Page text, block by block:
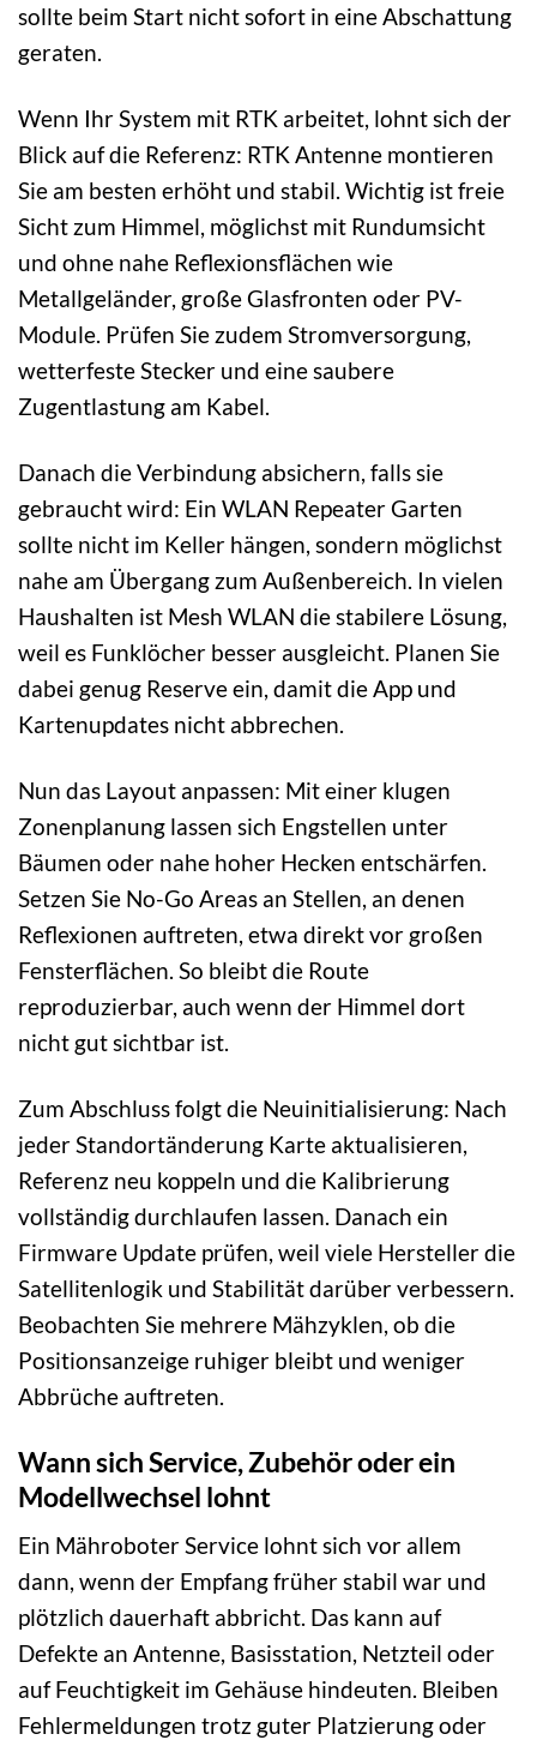
sollte beim Start nicht sofort in eine Abschattung
geraten.
Wenn Ihr System mit RTK arbeitet, lohnt sich der
Blick auf die Referenz: RTK Antenne montieren
Sie am besten erhöht und stabil. Wichtig ist freie
Sicht zum Himmel, möglichst mit Rundumsicht
und ohne nahe Reflexionsflächen wie
Metallgeländer, große Glasfronten oder PV-
Module. Prüfen Sie zudem Stromversorgung,
wetterfeste Stecker und eine saubere
Zugentlastung am Kabel.
Danach die Verbindung absichern, falls sie
gebraucht wird: Ein WLAN Repeater Garten
sollte nicht im Keller hängen, sondern möglichst
nahe am Übergang zum Außenbereich. In vielen
Haushalten ist Mesh WLAN die stabilere Lösung,
weil es Funklöcher besser ausgleicht. Planen Sie
dabei genug Reserve ein, damit die App und
Kartenupdates nicht abbrechen.
Nun das Layout anpassen: Mit einer klugen
Zonenplanung lassen sich Engstellen unter
Bäumen oder nahe hoher Hecken entschärfen.
Setzen Sie No-Go Areas an Stellen, an denen
Reflexionen auftreten, etwa direkt vor großen
Fensterflächen. So bleibt die Route
reproduzierbar, auch wenn der Himmel dort
nicht gut sichtbar ist.
Zum Abschluss folgt die Neuinitialisierung: Nach
jeder Standortänderung Karte aktualisieren,
Referenz neu koppeln und die Kalibrierung
vollständig durchlaufen lassen. Danach ein
Firmware Update prüfen, weil viele Hersteller die
Satellitenlogik und Stabilität darüber verbessern.
Beobachten Sie mehrere Mähzyklen, ob die
Positionsanzeige ruhiger bleibt und weniger
Abbrüche auftreten.
Wann sich Service, Zubehör oder ein
Modellwechsel lohnt
Ein Mähroboter Service lohnt sich vor allem
dann, wenn der Empfang früher stabil war und
plötzlich dauerhaft abbricht. Das kann auf
Defekte an Antenne, Basisstation, Netzteil oder
auf Feuchtigkeit im Gehäuse hindeuten. Bleiben
Fehlermeldungen trotz guter Platzierung oder